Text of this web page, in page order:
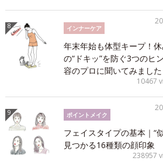
インナーケア
年末年始も体型キープ！
の“ドキッ”を防ぐ3つのヒ
容のプロに聞いてみました
10467
ポイントメイク
フェイスタイプの基本｜“
見つかる16種類の顔印象
238957